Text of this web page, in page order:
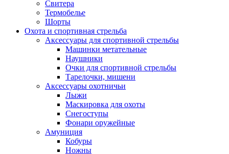
Свитера
Термобелье
Шорты
Охота и спортивная стрельба
Аксессуары для спортивной стрельбы
Машинки метательные
Наушники
Очки для спортивной стрельбы
Тарелочки, мишени
Аксессуары охотничьи
Лыжи
Маскировка для охоты
Снегоступы
Фонари оружейные
Амуниция
Кобуры
Ножны